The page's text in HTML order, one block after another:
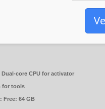
Dual-core CPU for activator
for tools
Free: 64 GB